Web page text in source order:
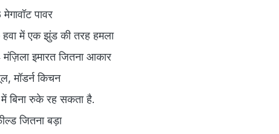
पावर
में एक झुंड की तरह हमला
इमारत जितना आकार
मॉडर्न किचन
बिना रुके रह सकता है.
जितना बड़ा